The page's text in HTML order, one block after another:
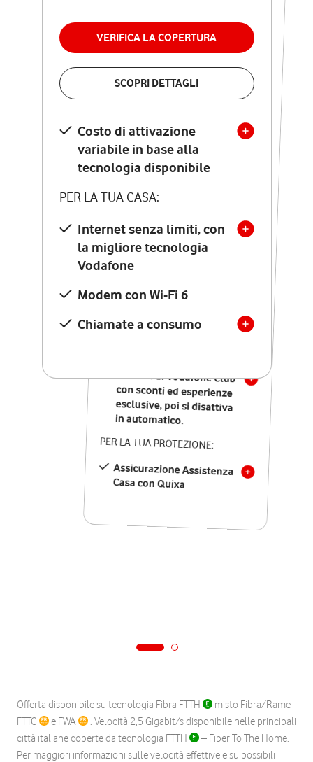
VERIFICA LA COPERTURA
SCOPRI DETTAGLI
Costo di attivazione
variabile in base alla
tecnologia disponibile
PER LA TUA CASA:
Internet senza limiti, con
la migliore tecnologia
Vodafone
Modem con Wi-Fi 6
Chiamate a consumo
permanenza
VERIFICA LA COPERTURA
Costo di attivazione
variabile in base alla
tecnologia disponibile
PER LA TUA CASA:
Internet senza limiti, con
la migliore tecnologia
Vodafone
Modem Seven con Wi-Fi 7
Chiamate illimitate verso
numeri fissi e mobili
nazionali
12 mesi di Vodafone Club
con sconti ed esperienze
esclusive, poi si disattiva
in automatico.
PER LA TUA PROTEZIONE:
Assicurazione Assistenza
Casa con Quixa
Offerta disponibile su tecnologia Fibra FTTH
misto Fibra/Rame
FTTC
e FWA
. Velocità 2,5 Gigabit/s disponibile nelle principali
città italiane coperte da tecnologia FTTH
– Fiber To The Home.
Per maggiori informazioni sulle velocità effettive e su possibili